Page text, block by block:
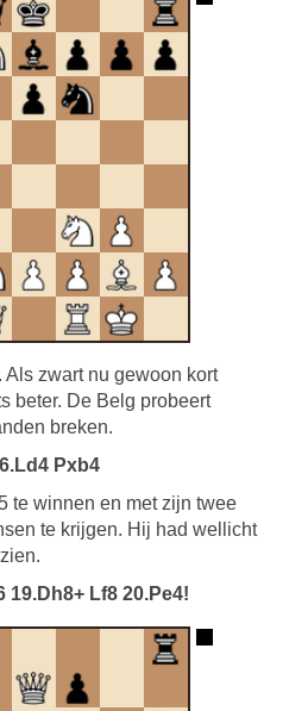
zwart nu gewoon kort
beter. De Belg probeert
breken.
Pxb4
te winnen en met zijn twee
te krijgen. Hij had wellicht
19.Dh8+ Lf8 20.Pe4!